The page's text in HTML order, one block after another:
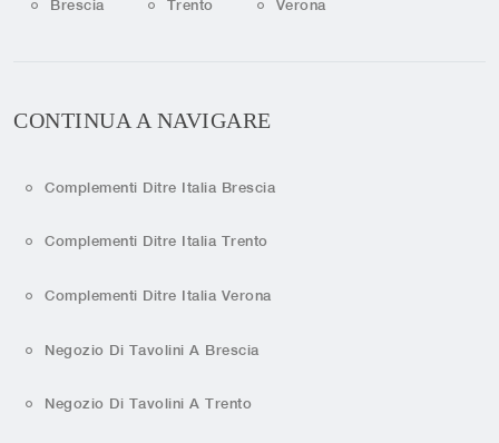
Brescia Trento Verona
CONTINUA A NAVIGARE
Complementi Ditre Italia Brescia
Complementi Ditre Italia Trento
Complementi Ditre Italia Verona
Negozio Di Tavolini A Brescia
Negozio Di Tavolini A Trento